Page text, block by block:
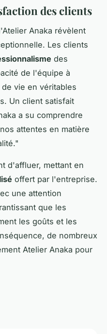
des clients
Anaka révèlent
Les clients
des
de l'équipe à
vie en véritables
Un client satisfait
a su comprendre
attentes en matière
d'affluer, mettant en
offert par l'entreprise.
une attention
que les
les goûts et les
de nombreux
Atelier Anaka pour